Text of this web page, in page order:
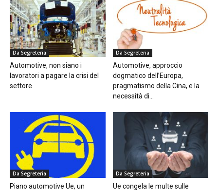
Da Segreteria
Automotive, non siano i
lavoratori a pagare la crisi del
settore
Da Segreteria
Automotive, approccio
dogmatico dell’Europa,
pragmatismo della Cina, e la
necessità di...
Da Segreteria
Piano automotive Ue, un
Da Segreteria
Ue congela le multe sulle